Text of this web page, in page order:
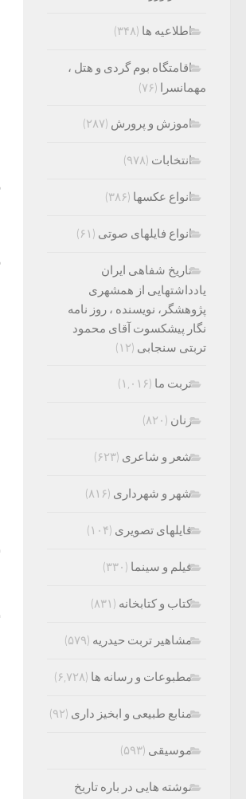
اطلاعیه ها (۳۴۸)
اقامتگاه بوم گردی و هتل ،
مهمانسرا (۷۶)
اموزش و پرورش (۲۸۷)
انتخابات (۹۷۸)
انواع عکسها (۳۸۶)
انواع فایلهای صوتی (۶۱)
تاریخ شفاهی ایران
یادداشتهایی از همشهری
پژوهشگر، نویسنده ، روز نامه
نگار پیشکسوت آقای محمود
تربتی سنجابی (۱۲)
تربت ما (۱,۰۱۶)
زنان (۸۲۰)
شعر و شاعری (۶۲۳)
شهر و شهرداری (۸۱۶)
فایلهای تصویری (۱۰۴)
فیلم و سینما (۳۳۰)
کتاب و کتابخانه (۸۳۱)
مشاهیر تربت حیدریه (۵۷۹)
مطبوعات و رسانه ها (۶,۷۲۸)
منابع طبیعی و ابخیز داری (۹۲)
موسیقی (۵۹۳)
نوشته هایی در باره تاریخ